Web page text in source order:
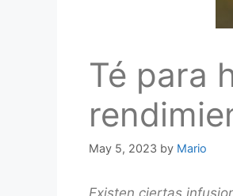
Té para
May 5, 2023 by Mario